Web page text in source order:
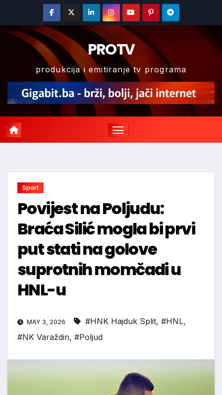
content
PROTV
produkcija i emitiranje tv programa
Sport
Povijest na Poljudu:
Braća Silić mogla bi prvi
put stati na golove
suprotnih momčadi u
HNL-u
MAY 3, 2026 #HNK Hajduk Split, #HNL,
#NK Varaždin, #Poljud